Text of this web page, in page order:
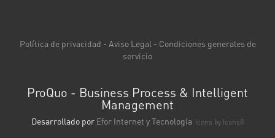
Política de privacidad - Aviso Legal - Condiciones generales de
servicio
ProQuo - Business Process & Intelligent
Management
Desarrollado por Efor Internet y Tecnología Icons by Icons8